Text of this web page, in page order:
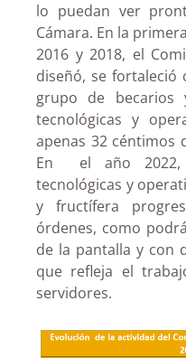
lo puedan ver
Cámara. En la
2016 y 2018, el
diseñó, se
grupo de becarios
tecnológicas y
apenas 32 céntimos
En el año 2022,
tecnológicas y
y fructífera
órdenes, como
de la pantalla y con
que refleja el
servidores.